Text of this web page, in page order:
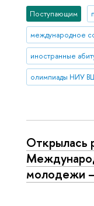
Поступающим
международное
иностранные
олимпиады НИУ
Открылась
молодежи